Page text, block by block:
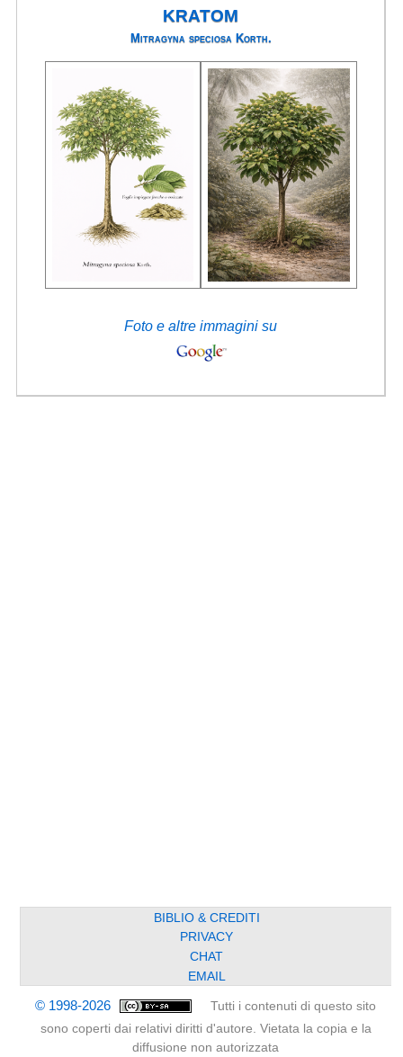
KRATOM
Mitragyna speciosa Korth.
Foto e altre immagini su
BIBLIO & CREDITI
PRIVACY
CHAT
EMAIL
© 1998-2026
Tutti i contenuti di questo sito
sono coperti dai relativi diritti d'autore. Vietata la copia e la
diffusione non autorizzata